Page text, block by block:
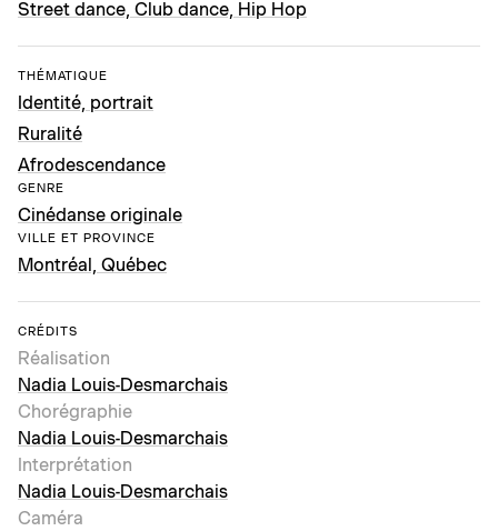
Street dance, Club dance, Hip Hop
THÉMATIQUE
Identité, portrait
Ruralité
Afrodescendance
GENRE
Cinédanse originale
VILLE ET PROVINCE
Montréal, Québec
CRÉDITS
Réalisation
Nadia Louis-Desmarchais
Chorégraphie
Nadia Louis-Desmarchais
Interprétation
Nadia Louis-Desmarchais
Caméra